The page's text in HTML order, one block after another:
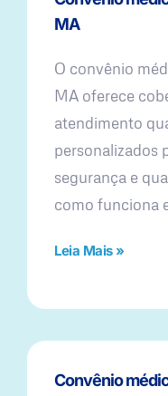
MA
O convênio
MA oferece
atendimento
personalizados
segurança e
como funciona
Leia Mais »
Convênio